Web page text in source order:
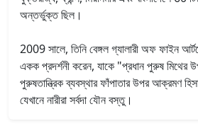
অন্তর্ভুক্ত ছিল।
2009 সালে, তিনি বেঙ্গল গ্যালারী অফ ফাইন
একক প্রদর্শনী করেন, যাকে "প্রধান পুরুষ মিথের
পুরুষতান্ত্রিক ব্যবস্থার ফাঁপাতার উপর আক্রমণ
যেখানে নারীরা সর্বদা যৌন বস্তু।